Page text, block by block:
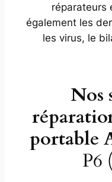
réparateurs
également les
les virus, le
Nos
portable
P6